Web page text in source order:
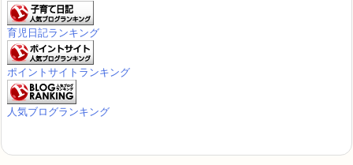
育児日記ランキング
ポイントサイトランキング
人気ブログランキング